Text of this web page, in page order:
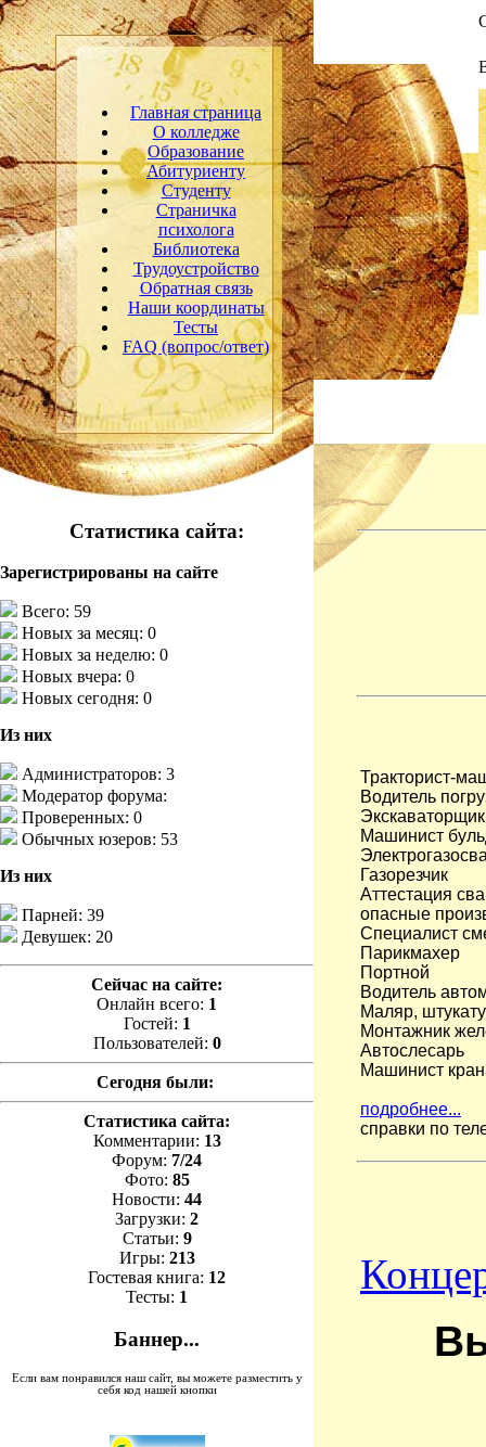
Главная страница
О колледже
Образование
Абитуриенту
Студенту
Страничка
психолога
Библиотека
Трудоустройство
Обратная связь
Наши координаты
Тесты
FAQ (вопрос/ответ)
Статистика сайта:
Зарегистрированы на сайте
Всего: 59
Новых за месяц: 0
Новых за неделю: 0
Новых вчера: 0
Новых сегодня: 0
Из них
Администраторов: 3
Модератор форума:
Проверенных: 0
Обычных юзеров: 53
Из них
Парней: 39
Девушек: 20
Сейчас на сайте:
Онлайн всего: 1
Гостей: 1
Пользователей: 0
Сегодня были:
Статистика сайта:
Комментарии: 13
Форум: 7/24
Фото: 85
Новости: 44
Загрузки: 2
Статьи: 9
Игры: 213
Гостевая книга: 12
Тесты: 1
Баннер...
Если вам понравился наш сайт, вы можете разместить у
себя код нашей кнопки
Тракторист-
Водитель
Экскаваторщик
Машинист
Газорезчик
Аттестация
опасные
Специалист
Парикмахер
Портной
Водитель
Маляр,
Монтажник
Автослесарь
Машинист
подробнее...
справки по